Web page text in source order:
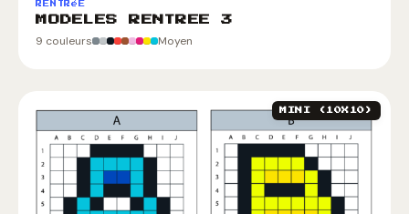
RENTRéE
MODELES RENTREE 3
9 couleurs Moyen
MINI (10X10)